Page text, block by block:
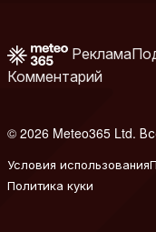
Реклама
Комментарий
© 2026 Meteo365 Ltd.
Условия использования
Политика куки